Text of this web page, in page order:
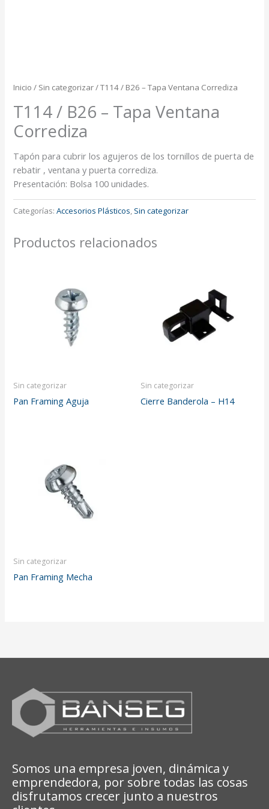
Inicio / Sin categorizar/ T114 / B26 – Tapa Ventana Corrediza
T114 / B26 – Tapa Ventana
Corrediza
Tapón para cubrir los agujeros de los tornillos de puerta de
rebatir , ventana y puerta corrediza.
Presentación: Bolsa 100 unidades.
Categorías:Accesorios Plásticos, Sin categorizar
Productos relacionados
Sin categorizar
Pan Framing Aguja
Sin categorizar
Cierre Banderola – H14
Sin categorizar
Pan Framing Mecha
Somos una empresa joven, dinámica y
emprendedora, por sobre todas las cosas
disfrutamos crecer junto a nuestros